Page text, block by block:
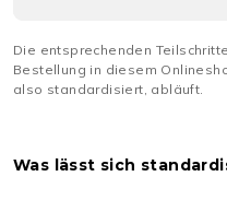
Die entsprechenden
Bestellung in diesem
also standardisiert, abläuft.
Was lässt sich